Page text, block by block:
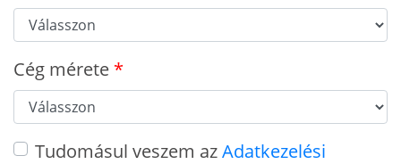
Cég mérete
Tudomásul veszem azAdatkezelési